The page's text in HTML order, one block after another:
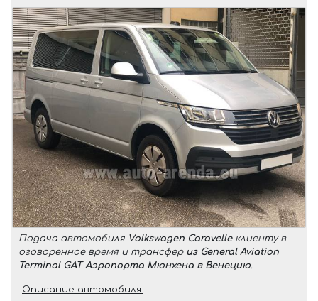
Подача автомобиля Volkswagen Caravelleклиенту в
оговоренное время и трансфер из General Aviation
Terminal GAT Аэропорта Мюнхена в Венецию.
Описание автомобиля: